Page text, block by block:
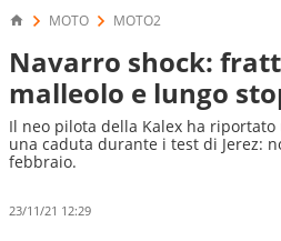
MOTO MOTO2
Navarro shock:
malleolo e lungo
Il neo pilota della Kalex ha
una caduta durante i test di Jerez:
febbraio.
23/11/21 12:29